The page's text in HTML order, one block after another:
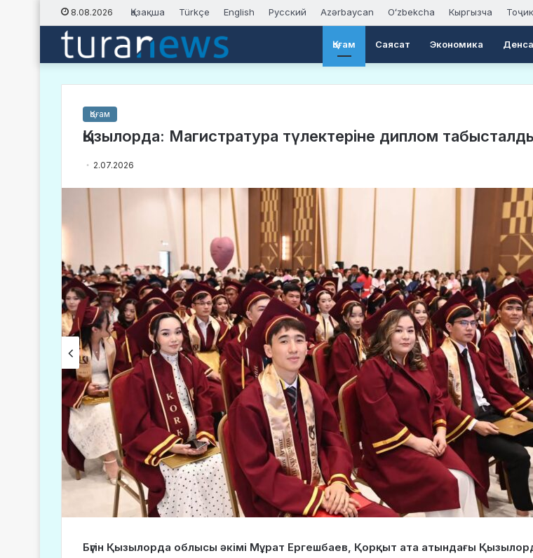
8.08.2026 Қазақша Türkçe English Русский Azərbaycan Oʻzbekcha Кыргызча
Қоғам Саясат Экономика
Қоғам
Қызылорда: Магистратура түлектеріне диплом
2.07.2026
Бүгін Қызылорда облысы әкімі Мұрат Ергешбаев, Қорқыт ата атындағы